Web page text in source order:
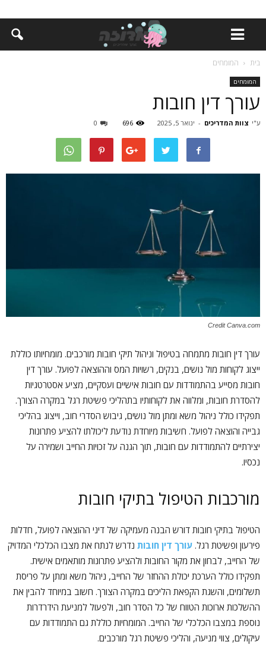
בית המומחים
המומחים
עורך דין חובות
ע"י צוות המדריכים - ינואר 5, 2025 696
0
Credit Canva.com
עורך דין חובות מתמחה בטיפול וניהול תיקי חובות מורכבים. מומחיותו כוללת
ייצוג לקוחות מול נושים, בנקים, רשויות המס וההוצאה לפועל. עורך דין
חובות מסייע בהתמודדות עם חובות אישיים ועסקיים, מציע אסטרטגיות
להסדרת חובות, ומלווה את לקוחותיו בתהליכי פשיטת רגל במקרה הצורך.
תפקידו כולל ניהול משא ומתן מול נושים, גיבוש הסדרי חוב, וייצוג בהליכי
גבייה והוצאה לפועל. חשיבות מיוחדת נודעת ליכולתו להציע פתרונות
יצירתיים להתמודדות עם חובות, תוך הגנה על זכויות החייב ושמירה על
נכסיו.
מורכבות הטיפול בתיקי חובות
הטיפול בתיקי חובות דורש הבנה מעמיקה של דיני ההוצאה לפועל, חדלות
פירעון ופשיטת רגל. עורך דין חובות נדרש לנתח את מצבו הכלכלי המדויק
של החייב, לבחון את מקור החובות ולהציע פתרונות מותאמים אישית.
תפקידו כולל הערכת יכולת ההחזר של החייב, ניהול משא ומתן על פריסת
תשלומים, והשגת הקפאת הליכים במקרה הצורך. חשוב במיוחד להבין את
ההשלכות ארוכות הטווח של כל הסדר חוב, ולפעול למניעת הידרדרות
נוספת במצבו הכלכלי של החייב. המומחיות כוללת גם התמודדות עם
עיקולים, צווי מניעה, והליכי פשיטת רגל מורכבים.